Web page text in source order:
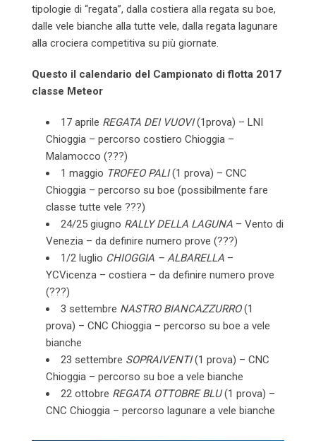
tipologie di “regata”, dalla costiera alla regata su boe,
dalle vele bianche alla tutte vele, dalla regata lagunare
alla crociera competitiva su più giornate.
Questo il calendario del Campionato di flotta 2017
classe Meteor
17 aprile REGATA DEI VUOVI(1prova) – LNI
Chioggia – percorso costiero Chioggia –
Malamocco (???)
1 maggio TROFEO PALI(1 prova) – CNC
Chioggia – percorso su boe (possibilmente fare
classe tutte vele ???)
24/25 giugno RALLY DELLA LAGUNA – Vento di
Venezia – da definire numero prove (???)
1/2 luglio CHIOGGIA – ALBARELLA –
YCVicenza – costiera – da definire numero prove
(???)
3 settembre NASTRO BIANCAZZURRO(1
prova) – CNC Chioggia – percorso su boe a vele
bianche
23 settembre SOPRAIVENTI(1 prova) – CNC
Chioggia – percorso su boe a vele bianche
22 ottobre REGATA OTTOBRE BLU(1 prova) –
CNC Chioggia – percorso lagunare a vele bianche